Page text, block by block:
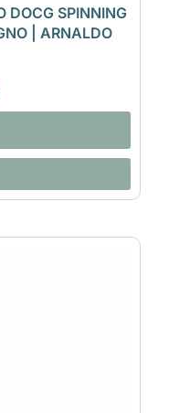
DOCG SPINNING
| ARNALDO